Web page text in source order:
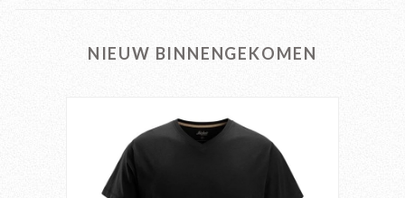
NIEUW BINNENGEKOMEN